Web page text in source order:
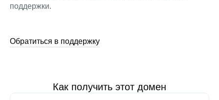
поддержки.
Обратиться в поддержку
Как получить этот домен